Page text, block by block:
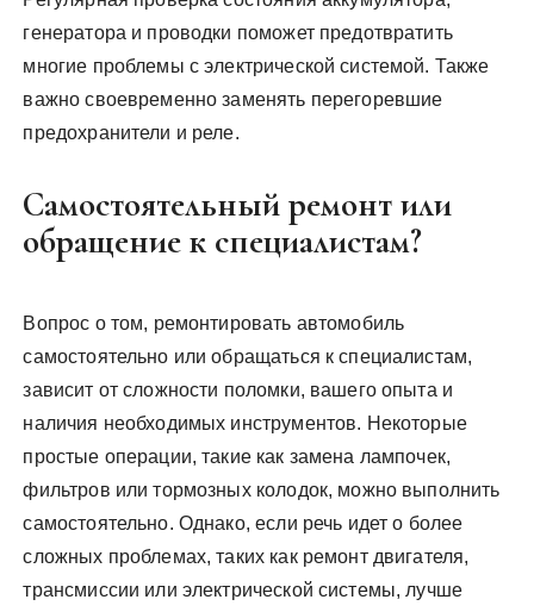
генератора и проводки поможет предотвратить
многие проблемы с электрической системой. Также
важно своевременно заменять перегоревшие
предохранители и реле.
Самостоятельный ремонт или
обращение к специалистам?
Вопрос о том, ремонтировать автомобиль
самостоятельно или обращаться к специалистам,
зависит от сложности поломки, вашего опыта и
наличия необходимых инструментов. Некоторые
простые операции, такие как замена лампочек,
фильтров или тормозных колодок, можно выполнить
самостоятельно. Однако, если речь идет о более
сложных проблемах, таких как ремонт двигателя,
трансмиссии или электрической системы, лучше